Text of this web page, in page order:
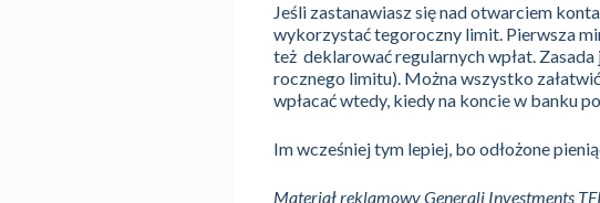
Jeśli zastanawiasz się nad otwarciem
wykorzystać tegoroczny limit. Pierwsza
też deklarować regularnych wpłat.
rocznego limitu). Można wszystko
wpłacać wtedy, kiedy na koncie w banku
Im wcześniej tym lepiej, bo odłożone
Materiał reklamowy Generali Investments